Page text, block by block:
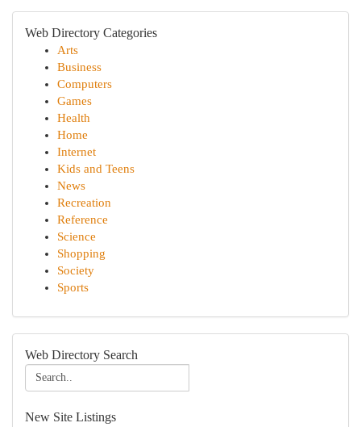
Web Directory Categories
Arts
Business
Computers
Games
Health
Home
Internet
Kids and Teens
News
Recreation
Reference
Science
Shopping
Society
Sports
Web Directory Search
New Site Listings